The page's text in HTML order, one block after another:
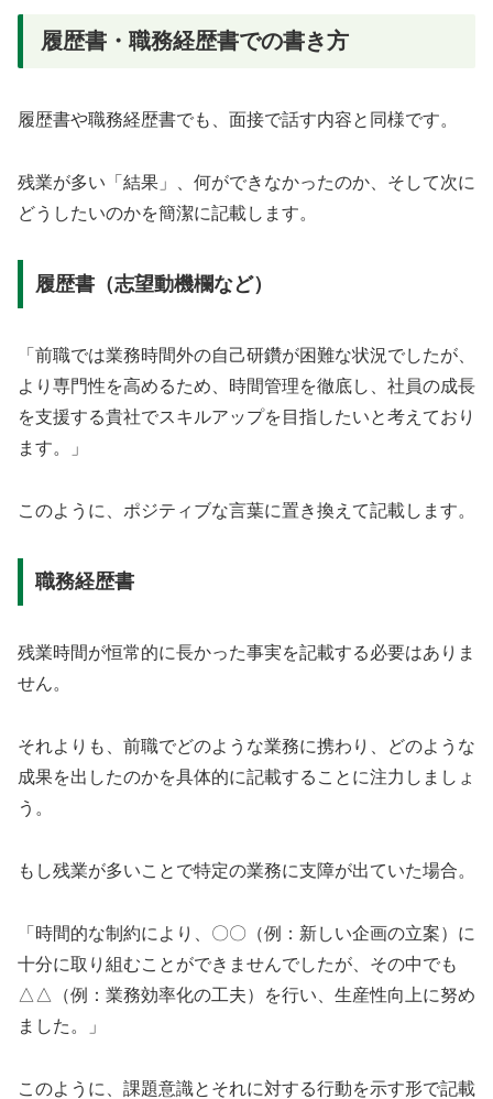
履歴書・職務経歴書での書き方
履歴書や職務経歴書でも、面接で話す内容と同様です。
残業が多い「結果」、何ができなかったのか、そして次に
どうしたいのかを簡潔に記載します。
履歴書（志望動機欄など）
「前職では業務時間外の自己研鑽が困難な状況でしたが、
より専門性を高めるため、時間管理を徹底し、社員の成長
を支援する貴社でスキルアップを目指したいと考えており
ます。」
このように、ポジティブな言葉に置き換えて記載します。
職務経歴書
残業時間が恒常的に長かった事実を記載する必要はありま
せん。
それよりも、前職でどのような業務に携わり、どのような
成果を出したのかを具体的に記載することに注力しましょ
う。
もし残業が多いことで特定の業務に支障が出ていた場合。
「時間的な制約により、〇〇（例：新しい企画の立案）に
十分に取り組むことができませんでしたが、その中でも
△△（例：業務効率化の工夫）を行い、生産性向上に努め
ました。」
このように、課題意識とそれに対する行動を示す形で記載